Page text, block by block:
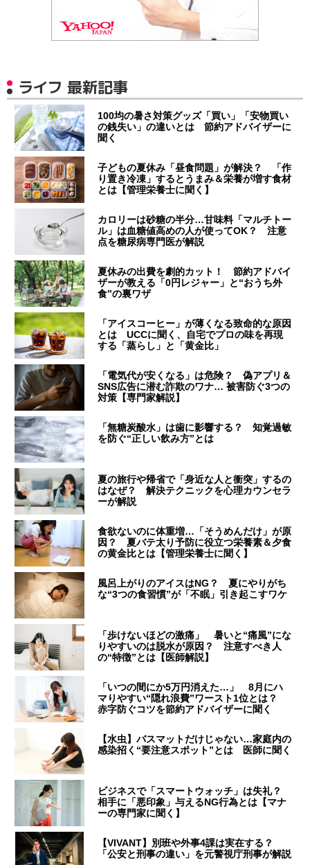
ライフ 最新記事
100均の暑さ対策グッズ「買い」「安物買い
の銭失い」の違いとは 節約アドバイザーに
聞く
子どもの夏休み「昼食問題」が解決？ 「作
り置き冷凍」するとうまみ＆栄養が増す食材
とは【管理栄養士に聞く】
カロリーは砂糖の半分…甘味料「マルチトー
ル」は血糖値高めの人が使ってOK？ 注意
点を糖尿病専門医が解説
夏休みの出費を劇的カット！ 節約アドバイ
ザーが教える「0円レジャー」と“おうち外
食”の裏ワザ
「アイスコーヒー」が薄くなる致命的な原因
とは UCCに聞く、自宅でプロの味を再現
する「蒸らし」と「黄金比」
「電気代が安くなる」は危険？ 偽アプリ＆
SNS広告に潜む詐欺のワナ… 被害防ぐ3つの
対策【専門家解説】
「無糖炭酸水」は歯に影響する？ 知覚過敏
を防ぐ“正しい飲み方”とは
夏の旅行や帰省で「身近な人と衝突」するの
はなぜ？ 解決テクニックを心理カウンセラ
ーが解説
食欲ないのに体重増…「そうめんだけ」が原
因？ 夏バテ太り予防に役立つ栄養素＆夕食
の黄金比とは【管理栄養士に聞く】
風呂上がりのアイスはNG？ 夏にやりがち
な“3つの食習慣”が「不眠」引き起こすワケ
「歩けないほどの激痛」 暑いと“痛風”にな
りやすいのは脱水が原因？ 注意すべき人
の“特徴”とは【医師解説】
「いつの間にか5万円消えた…」 8月にハ
マりやすい“隠れ浪費”ワースト1位とは？
赤字防ぐコツを節約アドバイザーに聞く
【水虫】バスマットだけじゃない…家庭内の
感染招く“要注意スポット”とは 医師に聞く
ビジネスで「スマートウォッチ」は失礼？
相手に「悪印象」与えるNG行為とは【マナ
ーの専門家に聞く】
【VIVANT】別班や外事4課は実在する？
「公安と刑事の違い」を元警視庁刑事が解説